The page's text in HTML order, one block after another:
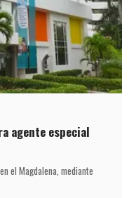
agente especial
el Magdalena, mediante